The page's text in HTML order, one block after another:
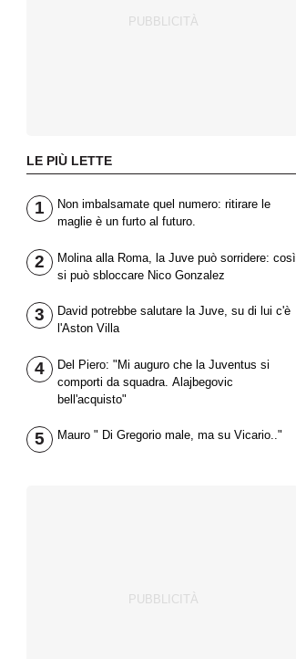
LE PIÙ LETTE
1
Non imbalsamate quel numero: ritirare le
maglie è un furto al futuro.
2
Molina alla Roma, la Juve può sorridere: così
si può sbloccare Nico Gonzalez
3
David potrebbe salutare la Juve, su di lui c'è
l'Aston Villa
4
Del Piero: "Mi auguro che la Juventus si
comporti da squadra. Alajbegovic
bell'acquisto"
5 Mauro " Di Gregorio male, ma su Vicario.."